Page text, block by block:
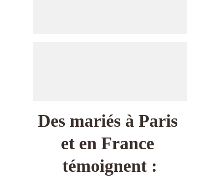
Des mariés à Paris
et en France
témoignent :